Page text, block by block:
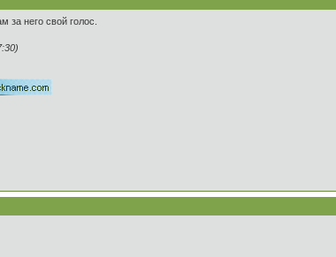
за него свой голос.